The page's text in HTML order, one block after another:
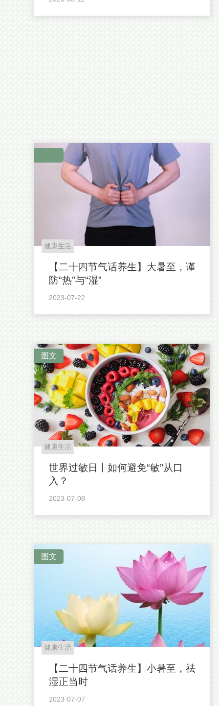
健康生活
【二十四节气话养生】大暑至，谨
防“热”与“湿”
2023-07-22
图文
健康生活
世界过敏日丨如何避免“敏”从口
入？
2023-07-08
图文
健康生活
【二十四节气话养生】小暑至，祛
湿正当时
2023-07-07